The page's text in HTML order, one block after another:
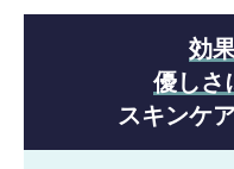
効
優しさ
スキンケ